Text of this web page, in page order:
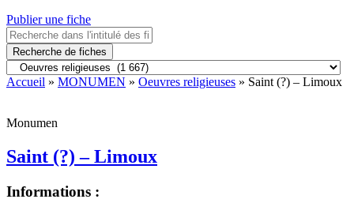
Publier une fiche
Recherche de fiches
Accueil » MONUMEN » Oeuvres religieuses » Saint (?) – Limoux
Monumen
Saint (?) – Limoux
Informations :